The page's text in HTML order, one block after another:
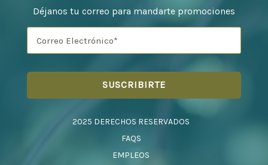
Déjanos tu correo para mandarte promociones
2025 DERECHOS RESERVADOS
FAQS
EMPLEOS